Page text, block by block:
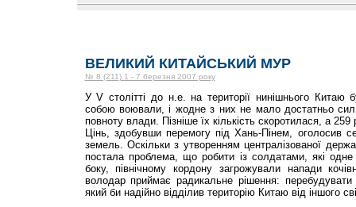
ВЕЛИКИЙ КИТАЙСЬКИЙ МУР
№ 8 (211) 1 - 7 березня 2007 року
У V столітті до н.е. на території нинішнього Китаю
собою воювали, і жодне з них не мало достатньо
повноту влади. Пізніше їх кількість скоротилася, а
Цінь, здобувши перемогу під Хань-Пінем, оголосив
земель. Оскільки з утворенням централізованої
постала проблема, що робити із солдатами, які
боку, північному кордону загрожували напади
володар приймає радикальне рішення: перебудувати
який би надійно відділив територію Китаю від іншого